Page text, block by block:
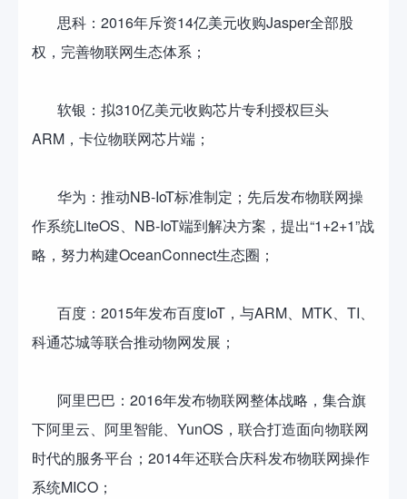
思科：2016年斥资14亿美元收购Jasper全部股
权，完善物联网生态体系；
软银：拟310亿美元收购芯片专利授权巨头
ARM，卡位物联网芯片端；
华为：推动NB-IoT标准制定；先后发布物联网操
作系统LiteOS、NB-IoT端到解决方案，提出“1+2+1”战
略，努力构建OceanConnect生态圈；
百度：2015年发布百度IoT，与ARM、MTK、TI、
科通芯城等联合推动物网发展；
阿里巴巴：2016年发布物联网整体战略，集合旗
下阿里云、阿里智能、YunOS，联合打造面向物联网
时代的服务平台；2014年还联合庆科发布物联网操作
系统MICO；